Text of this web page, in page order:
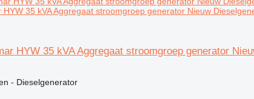
HYW 35 kVA Aggregaat stroomgroep generator Nieuw
HYW 35 kVA Aggregaat stroomgroep generator
- Dieselgenerator